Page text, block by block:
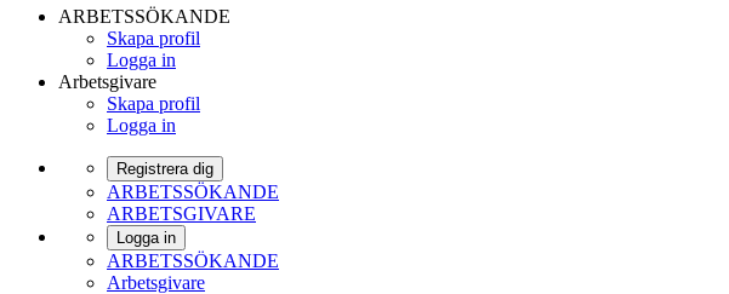
ARBETSSÖKANDE
Skapa profil
Logga in
Arbetsgivare
Skapa profil
Logga in
Registrera dig
ARBETSSÖKANDE
ARBETSGIVARE
Logga in
ARBETSSÖKANDE
Arbetsgivare